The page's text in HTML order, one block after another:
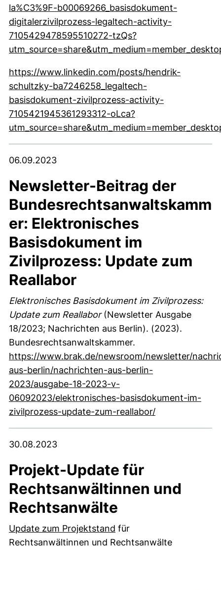
la%C3%9F-b00069266_basisdokument-
digitalerzivilprozess-legaltech-activity-
7105429478595510272-tzQs?
https://www.linkedin.com/posts/hendrik-
schultzky-ba7246258_legaltech-
basisdokument-zivilprozess-activity-
7105421945361293312-oLca?
06.09.2023
Newsletter-Beitrag der
Bundesrechtsanwaltskamm
er: Elektronisches
Basisdokument im
Zivilprozess: Update zum
Reallabor
Elektronisches Basisdokument im Zivilprozess:
Update zum Reallabor(Newsletter Ausgabe
18/2023; Nachrichten aus Berlin). (2023).
Bundesrechtsanwaltskammer.
https://www.brak.de/newsroom/newsletter/
aus-berlin/nachrichten-aus-berlin-
2023/ausgabe-18-2023-v-
06092023/elektronisches-basisdokument-im-
zivilprozess-update-zum-reallabor/(externer Link,
30.08.2023
Projekt-Update für
Rechtsanwältinnen und
Rechtsanwälte
Update zum Projektstand (externer Link, öffnet
für
Rechtsanwältinnen und Rechtsanwälte